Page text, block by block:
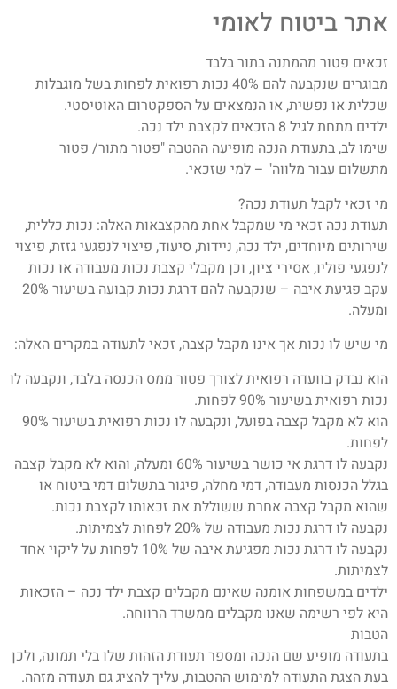
אתר ביטוח לאומי
זכאים פטור מהמתנה בתור בלבד
מבוגרים שנקבעה להם 40% נכות רפואית לפחות בשל מוגבלות
שכלית או נפשית, או הנמצאים על הספקטרום האוטיסטי.
ילדים מתחת לגיל 8 הזכאים לקצבת ילד נכה.
שימו לב, בתעודת הנכה מופיעה ההטבה "פטור מתור/ פטור
מתשלום עבור מלווה" – למי שזכאי.
מי זכאי לקבל תעודת נכה?
תעודת נכה זכאי מי שמקבל אחת מהקצבאות האלה: נכות כללית,
שירותים מיוחדים, ילד נכה, ניידות, סיעוד, פיצוי לנפגעי גזזת, פיצוי
לנפגעי פוליו, אסירי ציון, וכן מקבלי קצבת נכות מעבודה או נכות
עקב פגיעת איבה – שנקבעה להם דרגת נכות קבועה בשיעור 20%
ומעלה.
מי שיש לו נכות אך אינו מקבל קצבה, זכאי לתעודה במקרים האלה:
הוא נבדק בוועדה רפואית לצורך פטור ממס הכנסה בלבד, ונקבעה לו
נכות רפואית בשיעור 90% לפחות.
הוא לא מקבל קצבה בפועל, ונקבעה לו נכות רפואית בשיעור 90%
לפחות.
נקבעה לו דרגת אי כושר בשיעור 60% ומעלה, והוא לא מקבל קצבה
בגלל הכנסות מעבודה, דמי מחלה, פיגור בתשלום דמי ביטוח או
שהוא מקבל קצבה אחרת ששוללת את זכאותו לקצבת נכות.
נקבעה לו דרגת נכות מעבודה של 20% לפחות לצמיתות.
נקבעה לו דרגת נכות מפגיעת איבה של 10% לפחות על ליקוי אחד
לצמיתות.
ילדים במשפחות אומנה שאינם מקבלים קצבת ילד נכה – הזכאות
היא לפי רשימה שאנו מקבלים ממשרד הרווחה.
הטבות
בתעודה מופיע שם הנכה ומספר תעודת הזהות שלו בלי תמונה, ולכן
בעת הצגת התעודה למימוש ההטבות, עליך להציג גם תעודה מזהה.